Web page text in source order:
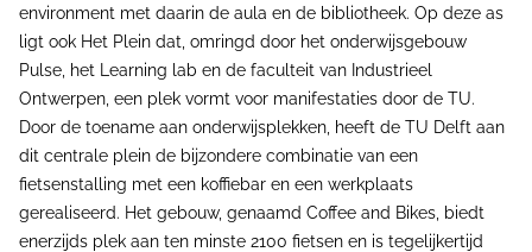
environment met daarin de aula en de bibliotheek. Op deze as
ligt ook Het Plein dat, omringd door het onderwijsgebouw
Pulse, het Learning lab en de faculteit van Industrieel
Ontwerpen, een plek vormt voor manifestaties door de TU.
Door de toename aan onderwijsplekken, heeft de TU Delft aan
dit centrale plein de bijzondere combinatie van een
fietsenstalling met een koffiebar en een werkplaats
gerealiseerd. Het gebouw, genaamd Coffee and Bikes, biedt
enerzijds plek aan ten minste 2100 fietsen en is tegelijkertijd